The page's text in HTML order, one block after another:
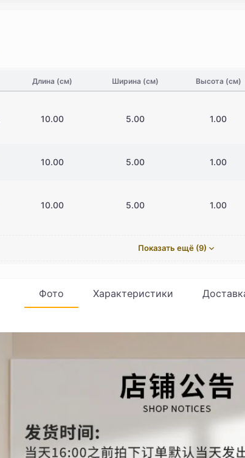
Длина (см) Ширина (см) Высота (см)
10.00 5.00 1.00
10.00 5.00 1.00
10.00 5.00 1.00
Показать ещё (9)
Фото Характеристики